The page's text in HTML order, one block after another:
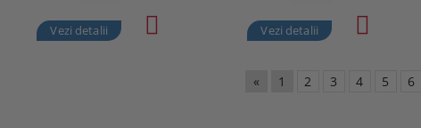
Vezi detalii Vezi detalii
« 1 2 3 4 5 6